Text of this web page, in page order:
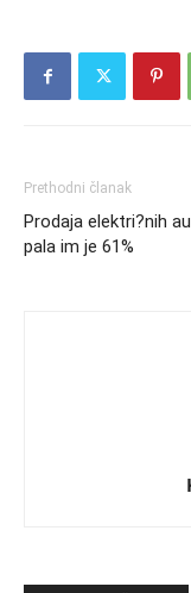
Prethodni članak
Prodaja elektri?nih
pala im je 61%